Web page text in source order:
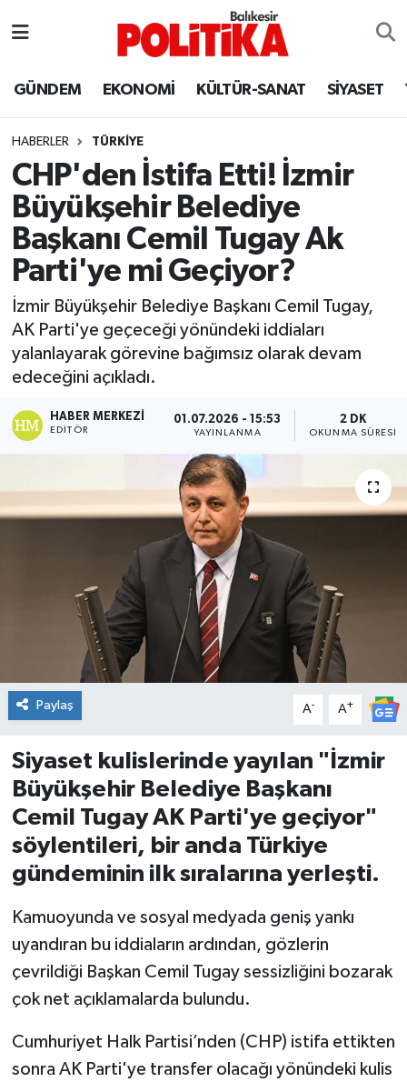
GÜNDEM EKONOMİ KÜLTÜR-SANAT SİYASET
HABERLER TÜRKİYE
CHP'den İstifa Etti! İzmir
Büyükşehir Belediye
Başkanı Cemil Tugay Ak
Parti'ye mi Geçiyor?
İzmir Büyükşehir Belediye Başkanı Cemil Tugay,
AK Parti'ye geçeceği yönündeki iddiaları
yalanlayarak görevine bağımsız olarak devam
edeceğini açıkladı.
HABER MERKEZI
EDITÖR
01.07.2026 - 15:53
YAYINLANMA
2 DK
OKUNMA SÜRESI
Paylaş A- A+
Siyaset kulislerinde yayılan "İzmir
Büyükşehir Belediye Başkanı
Cemil Tugay AK Parti'ye geçiyor"
söylentileri, bir anda Türkiye
gündeminin ilk sıralarına yerleşti.
Kamuoyunda ve sosyal medyada geniş yankı
uyandıran bu iddiaların ardından, gözlerin
çevrildiği Başkan Cemil Tugay sessizliğini bozarak
çok net açıklamalarda bulundu.
Cumhuriyet Halk Partisi’nden (CHP) istifa ettikten
sonra AK Parti'ye transfer olacağı yönündeki kulis
Ayvalık
Balya
Bandırma
Bigadiç
BİYOGRAFİLER
Burhaniye
EKONOMİ
Erdek
Gömeç
Gönen
Havran
İvrindi
Kepsut
KÜLTÜR-SANAT
MAGAZİN
Balıkesir Hava Durumu
Balıkesir Namaz Vakitleri
Balıkesir Trafik Yoğunluk Haritası
Süper Lig Puan Durumu ve Fikstür
Tüm Manşetler
Son Dakika Haberleri